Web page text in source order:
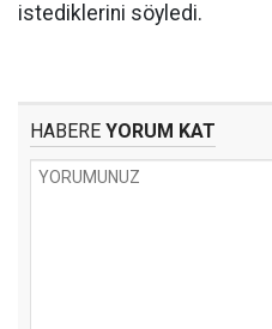
istediklerini söyledi.
HABERE YORUM KAT